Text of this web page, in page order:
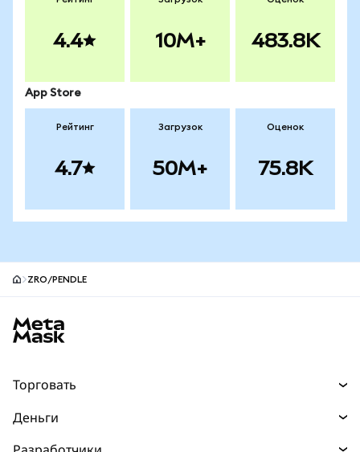
4.4 10M+ 483.8K
App Store
Рейтинг
4.7
Загрузок
50M+
Оценок
75.8K
ZRO/PENDLE
Торговать
Деньги